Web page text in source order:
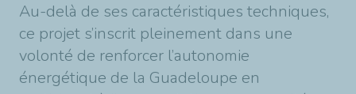
Au-delà de ses caractéristiques techniques,
ce projet s’inscrit pleinement dans une
volonté de renforcer l’autonomie
énergétique de la Guadeloupe en